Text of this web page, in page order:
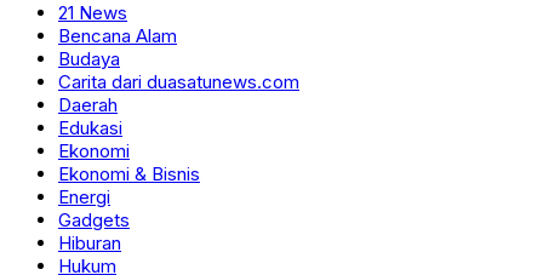
21 News
Bencana Alam
Budaya
Carita dari duasatunews.com
Daerah
Edukasi
Ekonomi
Ekonomi & Bisnis
Energi
Gadgets
Hiburan
Hukum